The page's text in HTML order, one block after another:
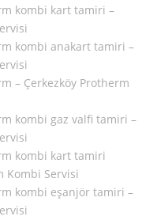
kombi kart tamiri –
kombi anakart tamiri –
– Çerkezköy Protherm
kombi gaz valfi tamiri –
kombi kart tamiri
Kombi Servisi
kombi eşanjör tamiri –